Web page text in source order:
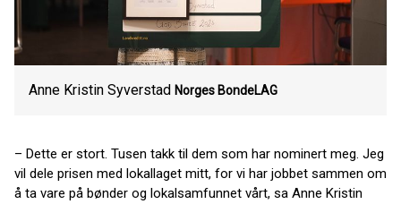
Anne Kristin Syverstad Norges BondeLAG
– Dette er stort. Tusen takk til dem som har nominert meg. Jeg
vil dele prisen med lokallaget mitt, for vi har jobbet sammen om
å ta vare på bønder og lokalsamfunnet vårt, sa Anne Kristin